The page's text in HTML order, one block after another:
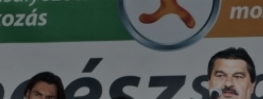
Galéria
Dakar 2026
Los Angeles 2028